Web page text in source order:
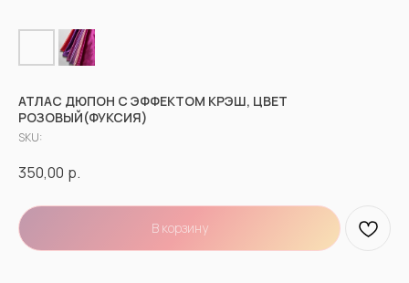
АТЛАС ДЮПОН С ЭФФЕКТОМ КРЭШ, ЦВЕТ
РОЗОВЫЙ(ФУКСИЯ)
SKU:
350,00 р.
В корзину